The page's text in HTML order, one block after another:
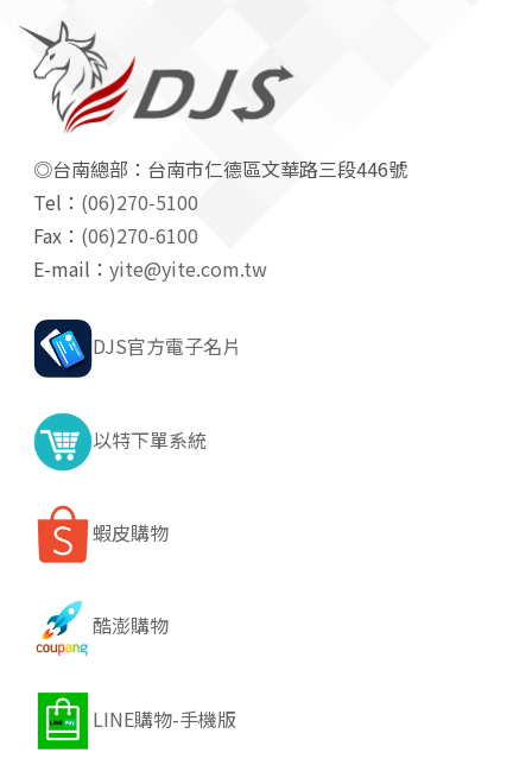
◎台南總部：台南市仁德區文華路三段446號
Tel： (06)270-5100
Fax： (06)270-6100
E-mail： yite@yite.com.tw
DJS官方電子名片
以特下單系統
蝦皮購物
酷澎購物
LINE購物-手機版